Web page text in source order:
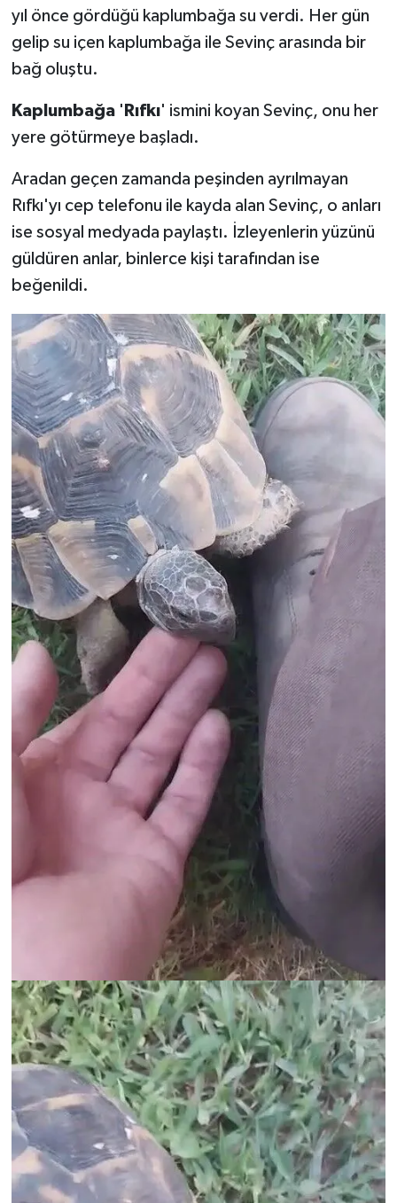
yıl önce gördüğü kaplumbağa su verdi. Her gün
gelip su içen kaplumbağa ile Sevinç arasında bir
bağ oluştu.
Kaplumbağa ' Rıfkı' ismini koyan Sevinç, onu her
yere götürmeye başladı.
Aradan geçen zamanda peşinden ayrılmayan
Rıfkı'yı cep telefonu ile kayda alan Sevinç, o anları
ise sosyal medyada paylaştı. İzleyenlerin yüzünü
güldüren anlar, binlerce kişi tarafından ise
beğenildi.